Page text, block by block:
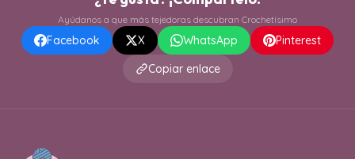
Ayúdanos a que más tejedoras descubran Crochetísimo
Facebook X WhatsApp
Pinterest
Copiar enlace